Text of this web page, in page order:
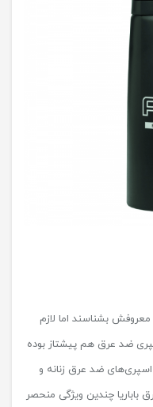
معروفش بشناسند اما لازم
ضد عرق هم پیشتاز بوده
اسپری‌های ضد عرق زنانه و
چندین ویژگی منحصر